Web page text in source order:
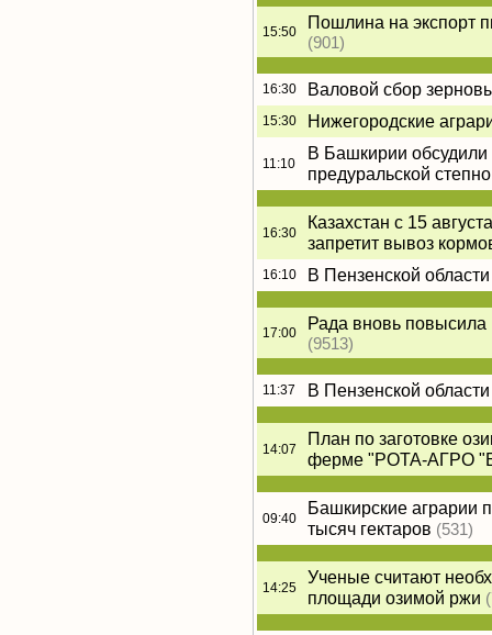
15:50 Пошлина на экспорт
(901)
16:30 Валовой сбор
15:30 Нижегородские
11:10
В Башкирии обсудили
предуральской
16:30
Казахстан с 15
запретит вывоз
16:10 В Пензенской
17:00 Рада вновь
(9513)
11:37 В Пензенской
14:07
План по заготовке
ферме "РОТА-АГРО
09:40
Башкирские аграрии
тысяч гектаров (531)
14:25
Ученые считают
площади озимой ржи